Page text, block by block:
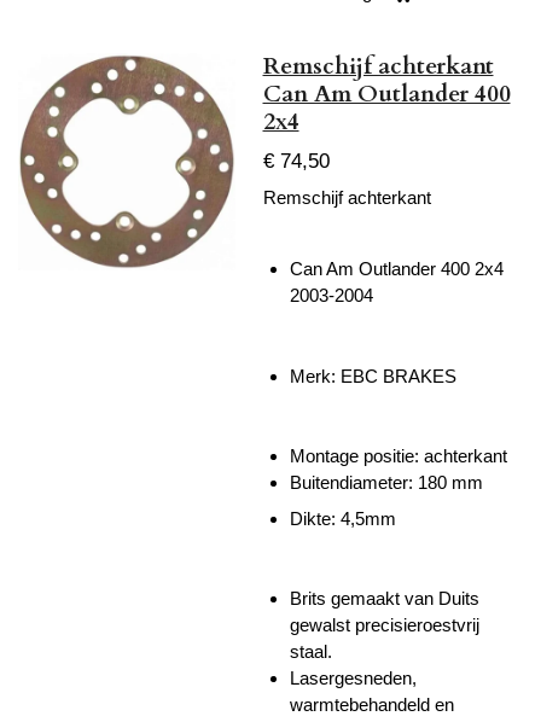
Remschijf achterkant
Can Am Outlander 400
2x4
€ 74,50
Remschijf achterkant
Can Am Outlander 400 2x4
2003-2004
Merk: EBC BRAKES
Montage positie: achterkant
Buitendiameter: 180 mm
Dikte: 4,5mm
Brits gemaakt van Duits
gewalst precisieroestvrij
staal.
Lasergesneden,
warmtebehandeld en